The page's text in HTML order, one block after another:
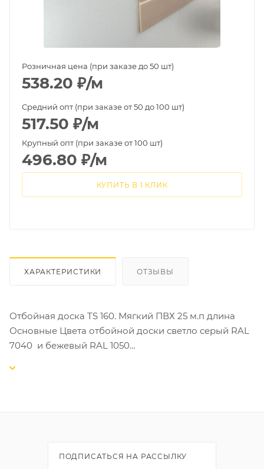
Розничная цена (при заказе до 50 шт)
538.20 ₽/м
Средний опт (при заказе от 50 до 100 шт)
517.50 ₽/м
Крупный опт (при заказе от 100 шт)
496.80 ₽/м
КУПИТЬ В 1 КЛИК
ХАРАКТЕРИСТИКИ ОТЗЫВЫ
Отбойная доска TS 160. Мягкий ПВХ 25 м.п длина
Основные Цвета отбойной доски светло серый RAL
7040 и бежевый RAL 1050
изделие можно сложить так, чтобы получился
ПОДПИСАТЬСЯ НА РАССЫЛКУ